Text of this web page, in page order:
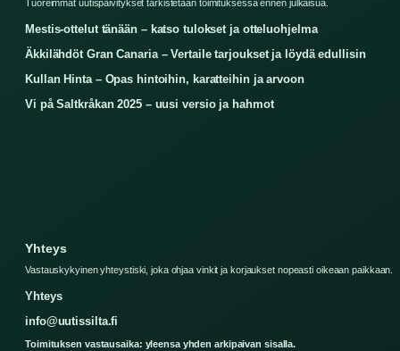
Tuoreimmat uutispaivitykset tarkistetaan toimituksessa ennen julkaisua.
Mestis-ottelut tänään – katso tulokset ja otteluohjelma
Äkkilähdöt Gran Canaria – Vertaile tarjoukset ja löydä edullisin
Kullan Hinta – Opas hintoihin, karatteihin ja arvoon
Vi på Saltkråkan 2025 – uusi versio ja hahmot
Yhteys
Vastauskykyinen yhteystiski, joka ohjaa vinkit ja korjaukset nopeasti oikeaan paikkaan.
Yhteys
info@uutissilta.fi
Toimituksen vastausaika: yleensa yhden arkipaivan sisalla.